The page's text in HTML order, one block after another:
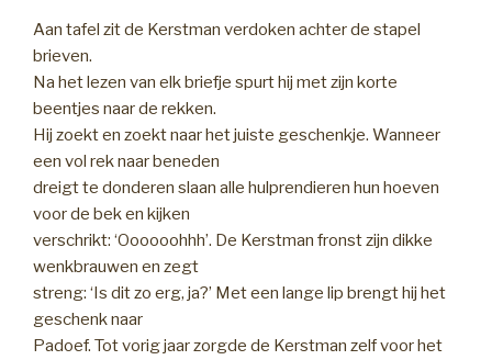
Aan tafel zit de Kerstman verdoken achter de stapel
brieven.
Na het lezen van elk briefje spurt hij met zijn korte
beentjes naar de rekken.
Hij zoekt en zoekt naar het juiste geschenkje. Wanneer
een vol rek naar beneden
dreigt te donderen slaan alle hulprendieren hun hoeven
voor de bek en kijken
verschrikt: ‘Oooooohhh’. De Kerstman fronst zijn dikke
wenkbrauwen en zegt
streng: ‘Is dit zo erg, ja?’ Met een lange lip brengt hij het
geschenk naar
Padoef. Tot vorig jaar zorgde de Kerstman zelf voor het